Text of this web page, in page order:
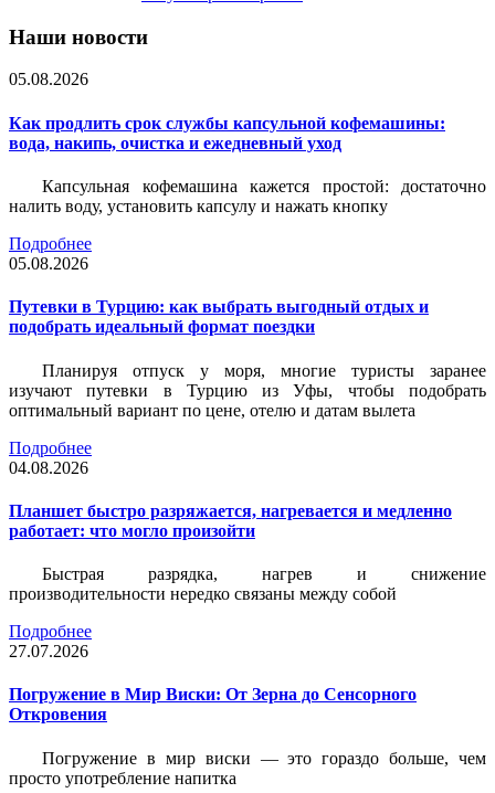
Наши новости
05.08.2026
Как продлить срок службы капсульной кофемашины:
вода, накипь, очистка и ежедневный уход
Капсульная кофемашина кажется простой: достаточно
налить воду, установить капсулу и нажать кнопку
Подробнее
05.08.2026
Путевки в Турцию: как выбрать выгодный отдых и
подобрать идеальный формат поездки
Планируя отпуск у моря, многие туристы заранее
изучают путевки в Турцию из Уфы, чтобы подобрать
оптимальный вариант по цене, отелю и датам вылета
Подробнее
04.08.2026
Планшет быстро разряжается, нагревается и медленно
работает: что могло произойти
Быстрая разрядка, нагрев и снижение
производительности нередко связаны между собой
Подробнее
27.07.2026
Погружение в Мир Виски: От Зерна до Сенсорного
Откровения
Погружение в мир виски — это гораздо больше, чем
просто употребление напитка